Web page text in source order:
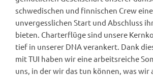
schwedischen und finnischen Crew
unvergesslichen Start und Abschluss
bieten. Charterflüge sind unsere
tief in unserer DNA verankert. Dank
mit TUI haben wir eine arbeitsreiche
uns, in der wir das tun können, was wir